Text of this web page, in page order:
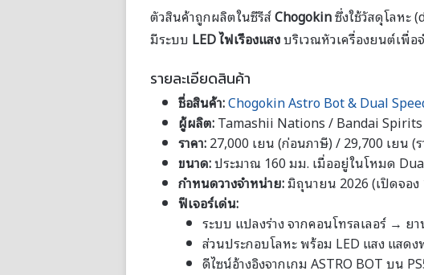
ตัวสินค้าถูกผลิตในซีรีส์Chogokinซึ่งใช้วัสดุโลหะ
มีระบบ LED ไฟเรืองแสงบริเวณหัวเครื่องยนต์เพื่อ
รายละเอียดสินค้า
ชื่อสินค้า:Chogokin Astro Bot & Dual
ผู้ผลิต:Tamashii Nations / Bandai Spirits
ราคา:27,000 เยน (ก่อนภาษี) / 29,700 เยน (
ขนาด:ประมาณ 160 มม. เมื่ออยู่ในโหมด
กำหนดวางจำหน่าย:มิถุนายน 2026 (เปิดจอ
ฟีเจอร์เด่น:
ระบบ แปลงร่าง จากคอนโทรลเลอร์ → ย
ส่วนประกอบโลหะ พร้อม LED แสง แสด
ดีไซน์อ้างอิงจากเกม ASTRO BOT บน